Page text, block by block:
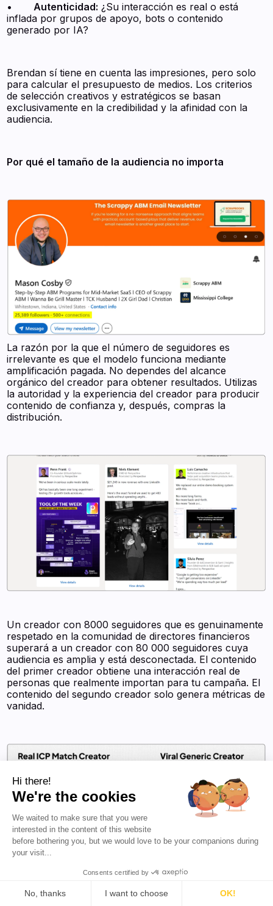
•Autenticidad: ¿Su interacción es real o está
inflada por grupos de apoyo, bots o contenido
generado por IA?
Brendan sí tiene en cuenta las impresiones, pero solo
para calcular el presupuesto de medios. Los criterios
de selección creativos y estratégicos se basan
exclusivamente en la credibilidad y la afinidad con la
audiencia.
Por qué el tamaño de la audiencia no importa
La razón por la que el número de seguidores es
irrelevante es que el modelo funciona mediante
amplificación pagada. No dependes del alcance
orgánico del creador para obtener resultados. Utilizas
la autoridad y la experiencia del creador para producir
contenido de confianza y, después, compras la
distribución.
Un creador con 8000 seguidores que es genuinamente
respetado en la comunidad de directores financieros
superará a un creador con 80 000 seguidores cuya
audiencia es amplia y está desconectada. El contenido
del primer creador obtiene una interacción real de
personas que realmente importan para tu campaña. El
contenido del segundo creador solo genera métricas de
vanidad.
Hi there!
We're the cookies
We waited to make sure that you were
interested in the content of this website
before bothering you, but we would love to be your companions during
your visit...
Consents certified by
No, thanks I want to choose OK!